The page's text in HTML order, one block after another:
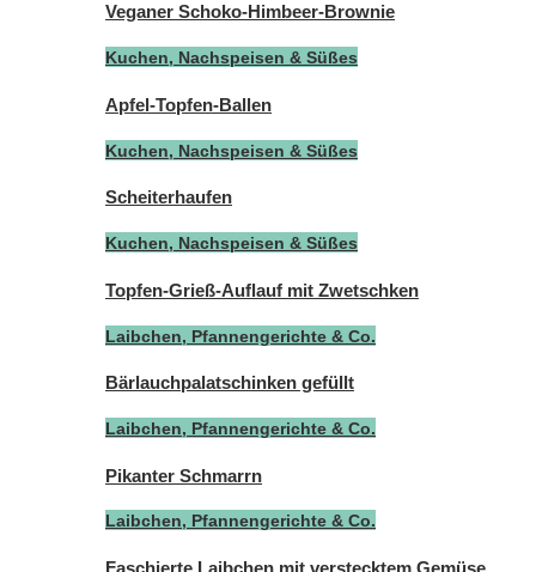
Veganer Schoko-Himbeer-Brownie
Kuchen, Nachspeisen & Süßes
Apfel-Topfen-Ballen
Kuchen, Nachspeisen & Süßes
Scheiterhaufen
Kuchen, Nachspeisen & Süßes
Topfen-Grieß-Auflauf mit Zwetschken
Laibchen, Pfannengerichte & Co.
Bärlauchpalatschinken gefüllt
Laibchen, Pfannengerichte & Co.
Pikanter Schmarrn
Laibchen, Pfannengerichte & Co.
Faschierte Laibchen mit verstecktem Gemüse